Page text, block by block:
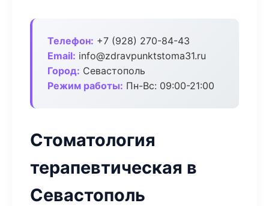
Телефон: +7 (928) 270-84-43
Email: info@zdravpunktstoma31.ru
Город: Севастополь
Режим работы: Пн-Вс: 09:00-21:00
Стоматология
терапевтическая в
Севастополь